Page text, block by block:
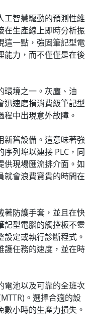
工智慧驅動的預測性維
在生產線上即時分析振
這一點，強固筆記型電
能力，而不僅僅是在後
環境之一。灰塵、油
迅速磨損消費級筆記型
中出現意外故障。
新舊設備。這意味著強
列埠以連接 PLC，同
供現場匯流排介面。如
就會浪費寶貴的時間在
著防護手套，並且在快
記型電腦的觸控板不靈
定或執行診斷程式。
護任務的速度，並在時
電池以及可靠的全班次
。選擇合適的設
小時的生產力損失。